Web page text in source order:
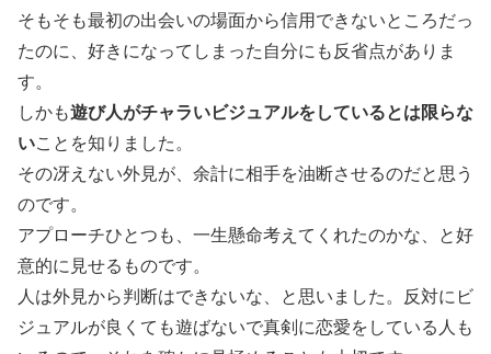
そもそも最初の出会いの場面から信用できないところだっ
たのに、好きになってしまった自分にも反省点がありま
す。
しかも遊び人がチャラいビジュアルをしているとは限らな
いことを知りました。
その冴えない外見が、余計に相手を油断させるのだと思う
のです。
アプローチひとつも、一生懸命考えてくれたのかな、と好
意的に見せるものです。
人は外見から判断はできないな、と思いました。反対にビ
ジュアルが良くても遊ばないで真剣に恋愛をしている人も